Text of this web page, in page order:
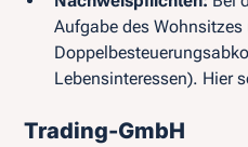
Aufgabe des
Lebensinteressen). Hier
Trading-GmbH